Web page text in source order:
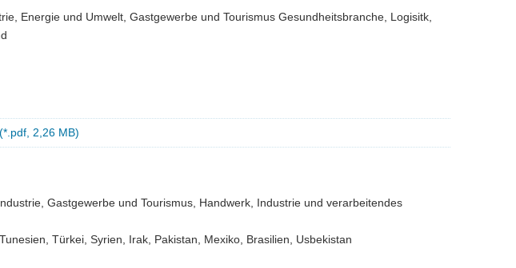
Energie und Umwelt, Gastgewerbe und Tourismus Gesundheitsbranche, Logisitk,
2,26 MB)
Gastgewerbe und Tourismus, Handwerk, Industrie und verarbeitendes
Türkei, Syrien, Irak, Pakistan, Mexiko, Brasilien, Usbekistan